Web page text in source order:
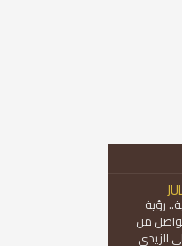
رؤية
من
الزيدي